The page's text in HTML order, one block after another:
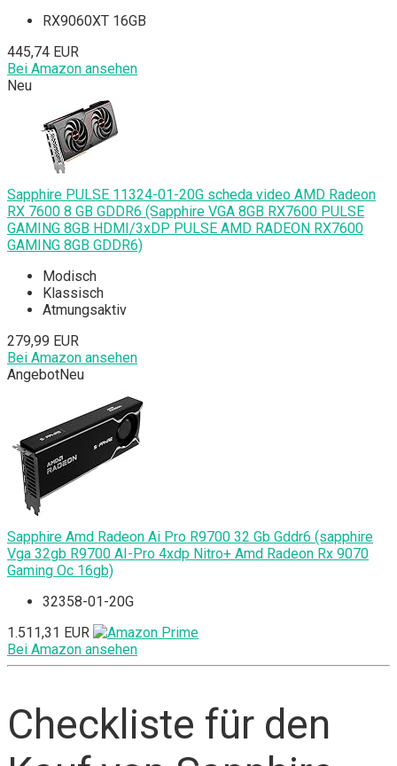
RX9060XT 16GB
445,74 EUR
Bei Amazon ansehen
Neu
Sapphire PULSE 11324-01-20G scheda video AMD Radeon
RX 7600 8 GB GDDR6 (Sapphire VGA 8GB RX7600 PULSE
GAMING 8GB HDMI/3xDP PULSE AMD RADEON RX7600
GAMING 8GB GDDR6)
Modisch
Klassisch
Atmungsaktiv
279,99 EUR
Bei Amazon ansehen
AngebotNeu
Sapphire Amd Radeon Ai Pro R9700 32 Gb Gddr6 (sapphire
Vga 32gb R9700 AI-Pro 4xdp Nitro+ Amd Radeon Rx 9070
Gaming Oc 16gb)
32358-01-20G
1.511,31 EUR
Bei Amazon ansehen
Checkliste für den